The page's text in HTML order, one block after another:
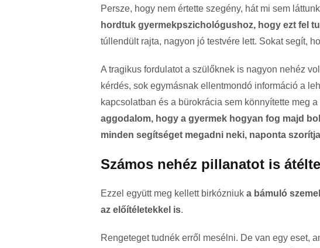
Persze, hogy nem értette szegény, hát mi sem
hordtuk gyermekpszichológushoz, hogy ezt fel
túllendült rajta, nagyon jó testvére lett. Sokat segít,
A tragikus fordulatot a szülőknek is nagyon nehéz
kérdés, sok egymásnak ellentmondó információ a
kapcsolatban és a bürokrácia sem könnyítette meg
aggodalom, hogy a gyermek hogyan fog majd
minden segítséget megadni neki, naponta
Számos nehéz pillanatot is
Ezzel együtt meg kellett birkózniuk a bámuló
az előítéletekkel is.
Rengeteget tudnék erről mesélni. De van egy eset,